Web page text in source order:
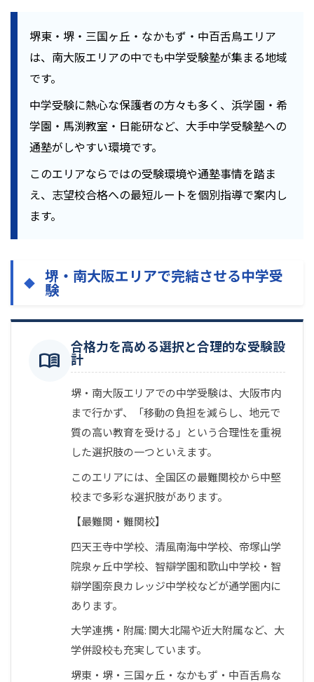
堺東・堺・三国ヶ丘・なかもず・中百舌鳥エリア
は、南大阪エリアの中でも中学受験塾が集まる地域
です。
中学受験に熱心な保護者の方々も多く、浜学園・希
学園・馬渕教室・日能研など、大手中学受験塾への
通塾がしやすい環境です。
このエリアならではの受験環境や通塾事情を踏ま
え、志望校合格への最短ルートを個別指導で案内し
ます。
堺・南大阪エリアで完結させる中学受
験
menu_book
合格力を高める選択と合理的な受験設
計
堺・南大阪エリアでの中学受験は、大阪市内
まで行かず、「移動の負担を減らし、地元で
質の高い教育を受ける」という合理性を重視
した選択肢の一つといえます。
このエリアには、全国区の最難関校から中堅
校まで多彩な選択肢があります。
【最難関・難関校】
四天王寺中学校、清風南海中学校、帝塚山学
院泉ヶ丘中学校、智辯学園和歌山中学校・智
辯学園奈良カレッジ中学校などが通学圏内に
あります。
大学連携・附属: 関大北陽や近大附属など、大
学併設校も充実しています。
堺東・堺・三国ヶ丘・なかもず・中百舌鳥な